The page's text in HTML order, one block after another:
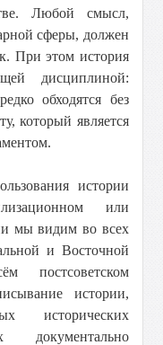
Любой смысл,
сферы, должен
При этом история
дисциплиной:
обходятся без
который является
истории
или
мы видим во всех
и Восточной
истории,
исторических
документально